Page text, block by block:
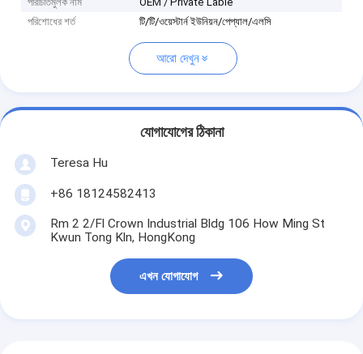
পরিশোধের শর্ত
টি/টি/ওয়েস্টার্ন ইউনিয়ন/পেপ্যাল/এলসি
আরো দেখুন
যোগাযোগের ঠিকানা
Teresa Hu
+86 18124582413
Rm 2 2/Fl Crown Industrial Bldg 106 How Ming St
Kwun Tong Kln, HongKong
এখন যোগাযোগ